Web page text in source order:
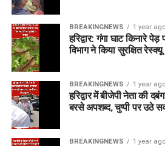
BREAKINGNEWS 1 year ago
हरिद्वार: गंगा घाट किनारे
विभाग ने किया सुरक्षित रेस्क्यू
BREAKINGNEWS 1 year ago
हरिद्वार में बीजेपी नेता की
बरसे अपशब्द, चुप्पी पर उठे
BREAKINGNEWS 1 year ago